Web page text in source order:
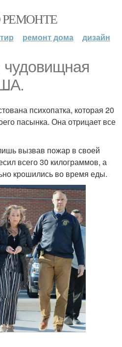
РЕМОНТЕ
ремонт дома дизайн
чудовищная
психопатка, которая 20
пасынка. Она отрицает все
вызвав пожар в своей
всего 30 килограммов, а
крошились во время еды.